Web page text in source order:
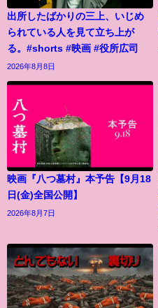
出所したばかりの三上、いじめ
られている人を見て立ち上が
る。#shorts #映画 #役所広司
2026年8月8日
映画『八つ墓村』本予告【9月18
日(金)全国公開】
2026年8月7日